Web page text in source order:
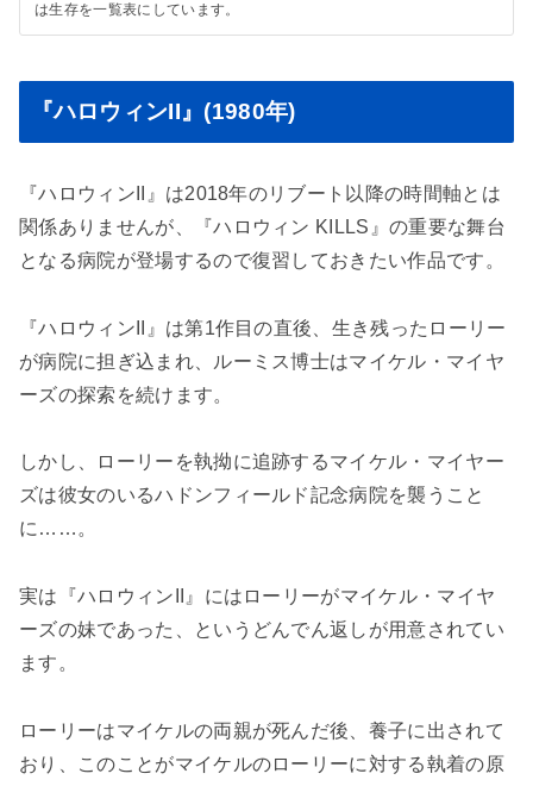
は生存を一覧表にしています。
『ハロウィンII』(1980年)
『ハロウィンII』は2018年のリブート以降の時間軸とは
関係ありませんが、『ハロウィン KILLS』の重要な舞台
となる病院が登場するので復習しておきたい作品です。
『ハロウィンII』は第1作目の直後、生き残ったローリー
が病院に担ぎ込まれ、ルーミス博士はマイケル・マイヤ
ーズの探索を続けます。
しかし、ローリーを執拗に追跡するマイケル・マイヤー
ズは彼女のいるハドンフィールド記念病院を襲うこと
に……。
実は『ハロウィンII』にはローリーがマイケル・マイヤ
ーズの妹であった、というどんでん返しが用意されてい
ます。
ローリーはマイケルの両親が死んだ後、養子に出されて
おり、このことがマイケルのローリーに対する執着の原